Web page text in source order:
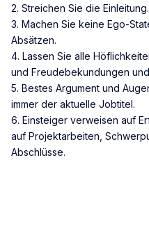
2. Streichen Sie die
3. Machen Sie keine Ego-
Absätzen.
4. Lassen Sie alle
und Freudebekundungen
5. Bestes Argument und
immer der aktuelle Jobtitel.
6. Einsteiger verweisen auf
auf Projektarbeiten,
Abschlüsse.